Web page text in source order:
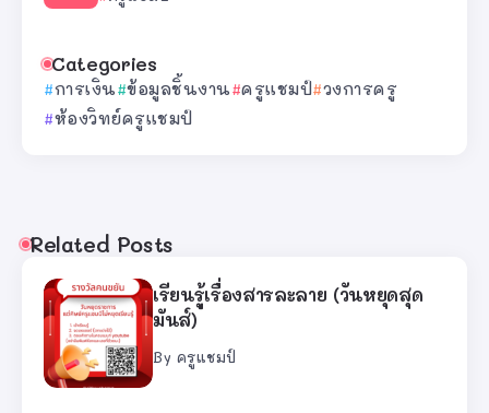
Categories
การเงิน ข้อมูลชิ้นงาน ครูแชมป์ วงการครู
ห้องวิทย์ครูแชมป์
Related Posts
เรียนรู้เรื่องสารละลาย (วันหยุดสุด
มันส์)
By ครูแชมป์